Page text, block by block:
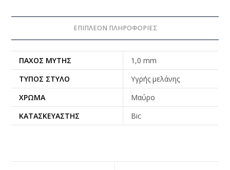
ΕΠΙΠΛΈΟΝ ΠΛΗΡΟΦΟΡΊΕΣ
ΠΆΧΟΣ ΜΎΤΗΣ
1,0 mm
ΤΎΠΟΣ ΣΤΥΛΌ
Υγρής μελάνης
ΧΡΏΜΑ
Μαύρο
ΚΑΤΑΣΚΕΥΑΣΤΉΣ
Bic